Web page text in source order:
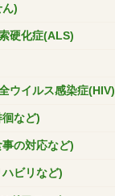
)
硬化症(ALS)
ウイルス感染症(HIV)
など)
の対応など)
ビリなど)